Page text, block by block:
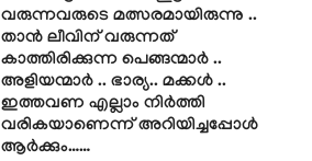
വരുന്നവരുടെ മത്സരമായിരുന്നു ..
താൻ ലീവിന് വരുന്നത്
കാത്തിരിക്കുന്ന പെങ്ങന്മാർ ..
അളിയന്മാർ .. ഭാര്യ.. മക്കൾ ..
ഇത്തവണ എല്ലാം നിർത്തി
വരികയാണെന്ന് അറിയിച്ചപ്പോൾ
ആർക്കും……